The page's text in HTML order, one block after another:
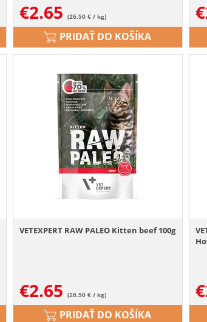
€2.65 (26.50 € / kg)
PRIDAŤ DO KOŠÍKA
€
VETEXPERT RAW PALEO Kitten beef 100g
€2.65 (26.50 € / kg)
PRIDAŤ DO KOŠÍKA
€